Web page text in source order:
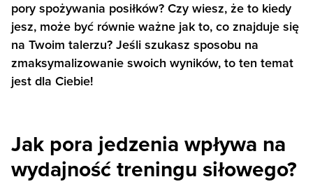
pory spożywania posiłków? Czy wiesz, że to kiedy
jesz, może być równie ważne jak to, co znajduje się
na Twoim talerzu? Jeśli szukasz sposobu na
zmaksymalizowanie swoich wyników, to ten temat
jest dla Ciebie!
Jak pora jedzenia wpływa na
wydajność treningu siłowego?